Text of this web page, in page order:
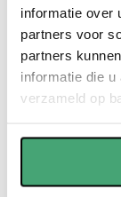
informatie over
partners voor
partners
informatie die
verzameld op
PVC vloeren
tegen vocht,